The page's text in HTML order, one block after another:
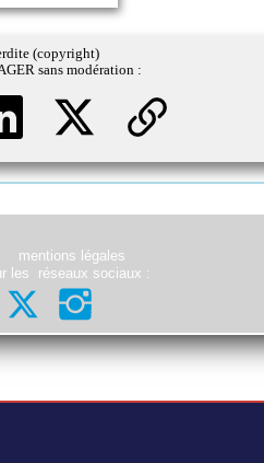
(copyright)
sans modération :
mentions légales
les
réseaux sociaux :